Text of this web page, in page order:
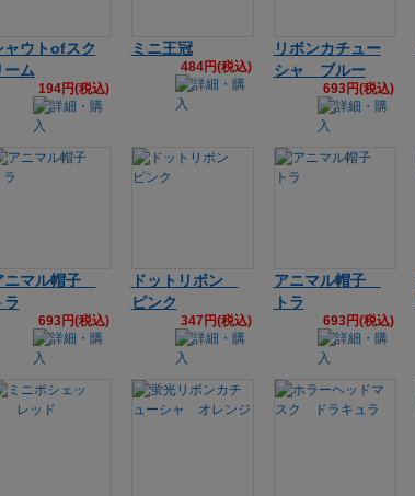
ャウトofスク
ーム
194円(税込)
ミニ王冠
484円(税込)
リボンカチュー
シャ ブルー
693円(税込)
ニマル帽子
ラ
693円(税込)
ドットリボン
ピンク
347円(税込)
アニマル帽子
トラ
693円(税込)